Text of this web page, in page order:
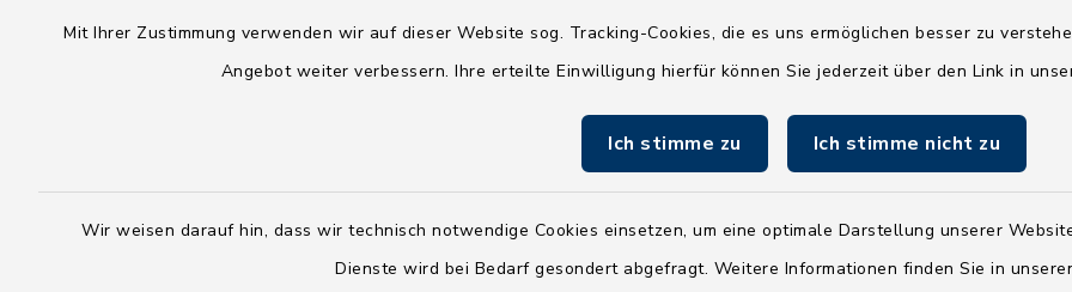
Mit Ihrer Zustimmung verwenden wir auf dieser Website sog. Tracking-Cookies, die es uns ermöglichen besser zu
Angebot weiter verbessern. Ihre erteilte Einwilligung hierfür können Sie jederzeit über den Link in
Ich stimme zu Ich stimme nicht zu
Wir weisen darauf hin, dass wir technisch notwendige Cookies einsetzen, um eine optimale Darstellung unserer
Dienste wird bei Bedarf gesondert abgefragt. Weitere Informationen finden Sie in
Leitweg-ID: 010605063-0000-
Peppol-ID: 0204:01-Kommunen-
rickling.de